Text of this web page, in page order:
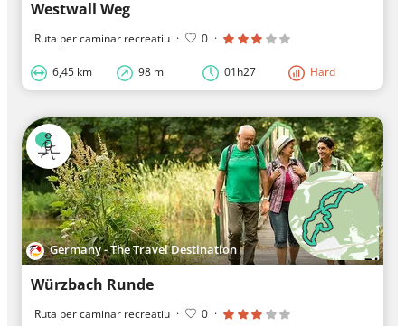
Westwall Weg
Ruta per caminar recreatiu · 0 ·
6,45 km 98 m 01h27 Hard
Germany - The Travel Destination
Würzbach Runde
Ruta per caminar recreatiu · 0 ·